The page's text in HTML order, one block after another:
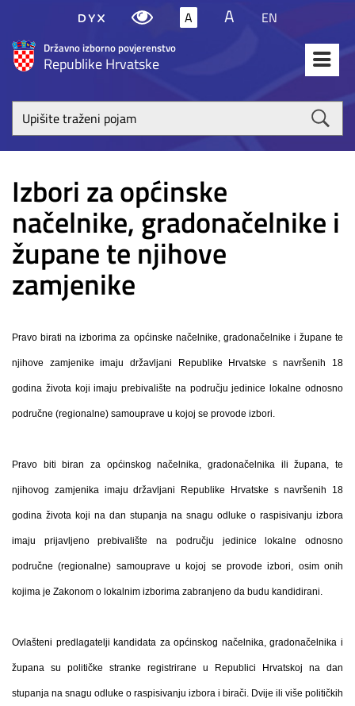
Državno izborno povjerenstvo
Republike Hrvatske
A A EN
Upišite
traženi
Izbori za općinske
načelnike, gradonačelnike i
župane te njihove
zamjenike
Pravo birati na izborima za općinske načelnike, gradonačelnike i župane te
njihove zamjenike imaju državljani Republike Hrvatske s navršenih 18
godina života koji imaju prebivalište na području jedinice lokalne odnosno
područne (regionalne) samouprave u kojoj se provode izbori.
Pravo biti biran za općinskog načelnika, gradonačelnika ili župana, te
njihovog zamjenika imaju državljani Republike Hrvatske s navršenih 18
godina života koji na dan stupanja na snagu odluke o raspisivanju izbora
imaju prijavljeno prebivalište na području jedinice lokalne odnosno
područne (regionalne) samouprave u kojoj se provode izbori, osim onih
kojima je Zakonom o lokalnim izborima zabranjeno da budu kandidirani.
Ovlašteni predlagatelji kandidata za općinskog načelnika, gradonačelnika i
župana su političke stranke registrirane u Republici Hrvatskoj na dan
stupanja na snagu odluke o raspisivanju izbora i birači. Dvije ili više političkih